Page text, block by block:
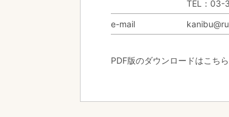
TEL：
e-mail
PDF版のダウンロードはこちら